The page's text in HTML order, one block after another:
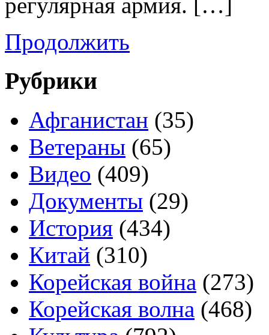
регулярная армия. […]
Продолжить
Рубрики
Афганистан (35)
Ветераны (65)
Видео (409)
Документы (29)
История (434)
Китай (310)
Корейская война (273)
Корейская волна (468)